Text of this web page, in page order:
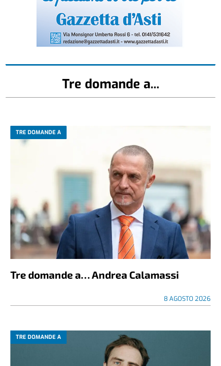
Tre domande a...
TRE DOMANDE A
Tre domande a… Andrea Calamassi
8 AGOSTO 2026
TRE DOMANDE A